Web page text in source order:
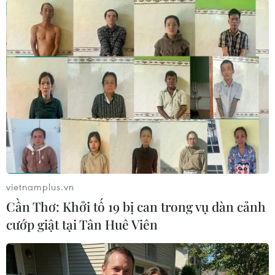
Việt, hạng 60kg nữ: Ngô Thị Chung, hạng 75kg
nam, hạng 81kg nam
Bi-a
10.00.Tứ kết Snooker đơn nam
10.00.Tứ kết Caroom 3 đơn nam
10.00.9 Ball Pool đơn nam: Đỗ Thế Kiên,
Nguyễn Anh Tuấn
13.00.CK Snooker đôi nam
16.00.BK Caroom 3 đơn nam
16.00.Tứ kết 9 Ball Pool đơn nam
(Vietnam+)
vietnamplus.vn
Cần Thơ: Khởi tố 19 bị can trong vụ dàn cảnh
cướp giật tại Tân Huê Viên